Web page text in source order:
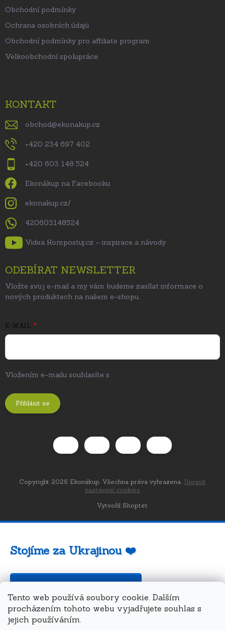
Tento web používá soubory cookie. Dalším
procházením tohoto webu vyjadřujete souhlas s
jejich používáním.
Obchodní podmínky
Ochrana osobních údajů
Obchodní podmínky pro affiliate program
Velkoobchodní spolupráce
KONTAKT
obchod@ekonakup.cz
+420 234 697 402
+420 603 148 524
Ekonákup na Facebooku
ekonakup.cz/
420603148524
Videa Kompostuj.cz – inspirace a návody
ODEBÍRAT NEWSLETTER
Vložte svůj e-mail a my vám budeme zasílat informace o
nových produktech na našem e-shopu.
E-MAIL
Vložením e-mailu souhlasíte s
.
Přihlásit se
Vytvořil Shoptet
Copyright 2026 Ekonákup. Všechna práva vyhrazena. Upravit
nastavení cookies
Stojíme za Ukrajinou ❤️